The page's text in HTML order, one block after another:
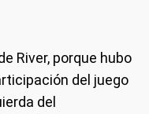
River, porque hubo
del juego
del